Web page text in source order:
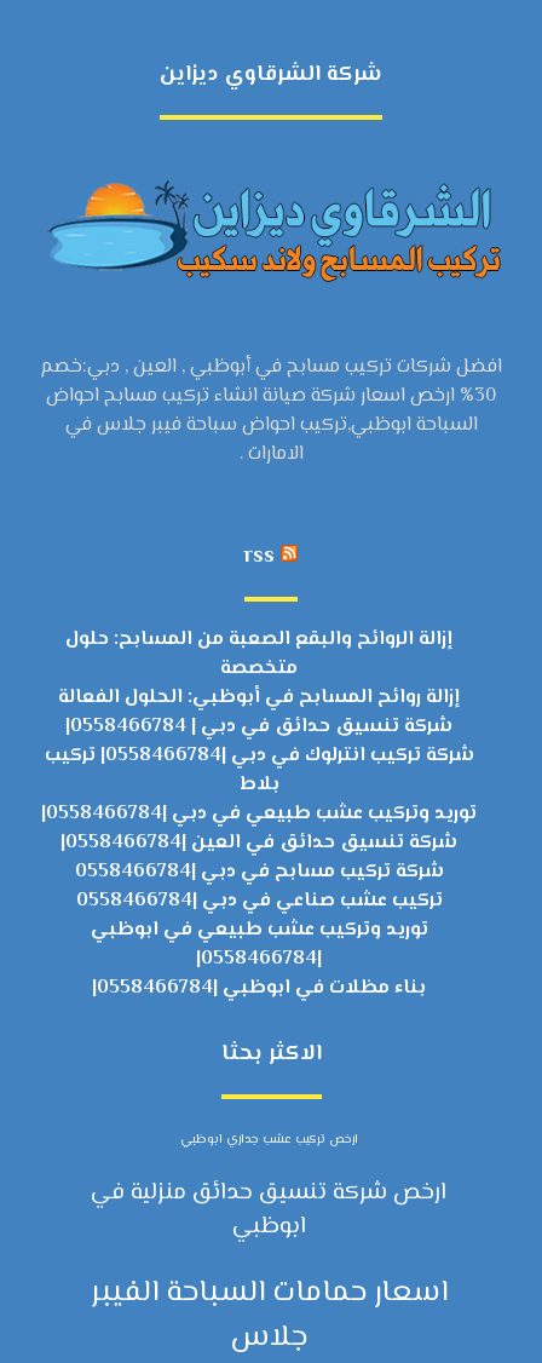
شركة الشرقاوي ديزاين
افضل شركات تركيب مسابح في أبوظبي , العين , دبي:خصم
30% ارخص اسعار شركة صيانة انشاء تركيب مسابح احواض
السباحة ابوظبي,تركيب احواض سباحة فيبر جلاس في
الامارات .
rss
إزالة الروائح والبقع الصعبة من المسابح: حلول
متخصصة
إزالة روائح المسابح في أبوظبي: الحلول الفعالة
شركة تنسيق حدائق في دبي | 0558466784|
شركة تركيب انترلوك في دبي |0558466784| تركيب
بلاط
توريد وتركيب عشب طبيعي في دبي |0558466784|
شركة تنسيق حدائق في العين |0558466784|
شركة تركيب مسابح في دبي |0558466784
تركيب عشب صناعي في دبي |0558466784
توريد وتركيب عشب طبيعي في ابوظبي
|0558466784|
بناء مظلات في ابوظبي |0558466784|
الاكثر بحثا
ارخص تركيب عشب جداري ابوظبي
ارخص شركة تنسيق حدائق منزلية في
ابوظبي
اسعار حمامات السباحة الفيبر
جلاس